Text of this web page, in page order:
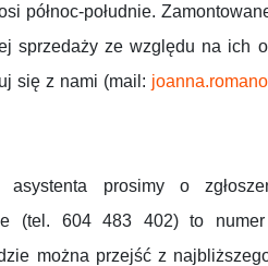
północ-południe.
sprzedaży ze względu na ich
się z nami (mail:
prosimy o
(tel. 604 483 402) to numer
można przejść z